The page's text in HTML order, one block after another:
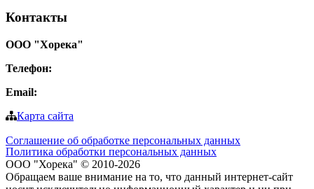
Контакты
ООО "Хорека"
Телефон:
Email:
Карта сайта
Соглашение об обработке персональных данных
Политика обработки персональных данных
ООО "Хорека" © 2010-2026
Обращаем ваше внимание на то, что данный интернет-сайт